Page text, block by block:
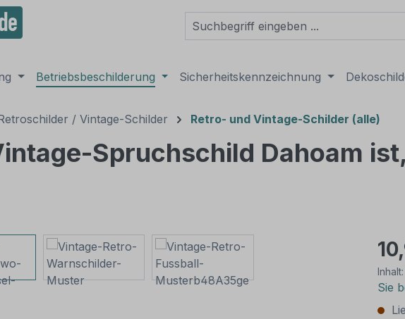
Betriebsbeschilderung Sicherheitskennzeichnung
/ Vintage-Schilder Retro- und Vintage-Schilder (alle)
Spruchschild Dahoam
Inhalt:
Sie